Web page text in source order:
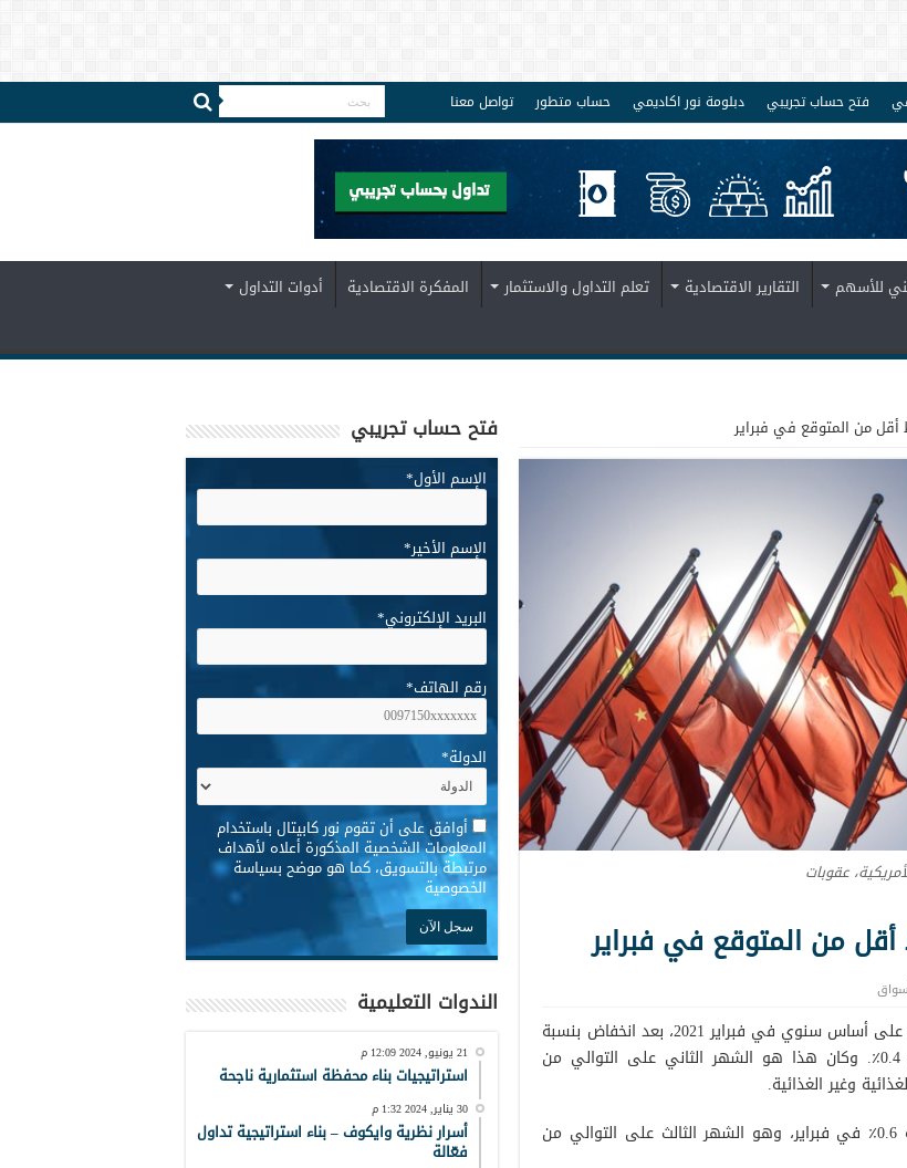
فتح حساب تجريبي دبلومة نور اكاديمي حساب متطور تواصل معنا
للأسهم التقارير الاقتصادية تعلم التداول والاستثمار المفكرة الاقتصادية
أدوات التداول
من المتوقع في فبراير
عقوبات
من المتوقع في فبراير
انخفض مؤشر أسعار المستهلكين في الصين بنسبة 0.2٪ على أساس سنوي في فبراير 2021، بعد انخفاض بنسبة
0.3٪ في الشهر السابق ومقارنة بإجماع السوق البالغ 0.4٪. وكان هذا هو الشهر الثاني على التوالي من
وغير الغذائية.
وعلى أساس شهري، ارتفعت أسعار المستهلكين بنسبة 0.6٪ في فبراير، وهو الشهر الثالث على التوالي من
فتح حساب تجريبي
الإسم الأول*
الإسم الأخير*
البريد الإلكتروني*
رقم الهاتف*
الدولة*
* أوافق على أن تقوم نور كابيتال باستخدام
المعلومات الشخصية المذكورة أعلاه لأهداف
مرتبطة بالتسويق، كما هو موضح بسياسة
الخصوصية
الندوات التعليمية
21 يونيو, 2024 12:09 م
استراتيجيات بناء محفظة استثمارية ناجحة
30 يناير, 2024 1:32 م
أسرار نظرية وايكوف – بناء استراتيجية تداول
فعّالة